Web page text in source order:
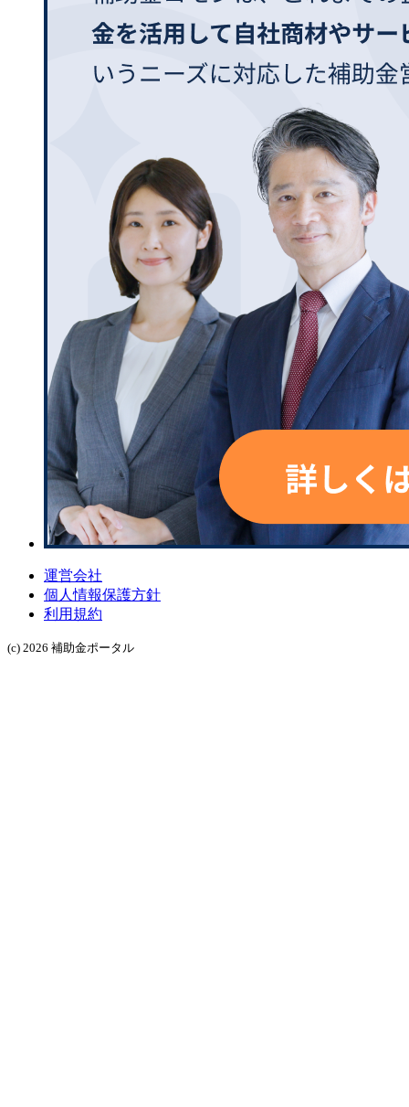
運営会社
個人情報保護方針
利用規約
(c) 2026 補助金ポータル